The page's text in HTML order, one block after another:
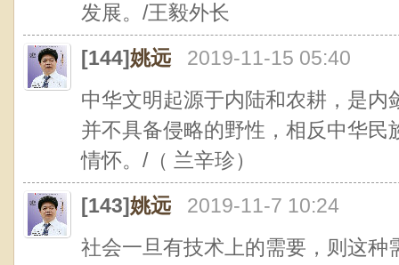
发展。/王毅外长
[144]姚远
2019-11-15 05:40
中华文明起源于内陆和农耕，是
并不具备侵略的野性，相反中华
情怀。/（ 兰辛珍）
[143]姚远
2019-11-7 10:24
社会一旦有技术上的需要，则这